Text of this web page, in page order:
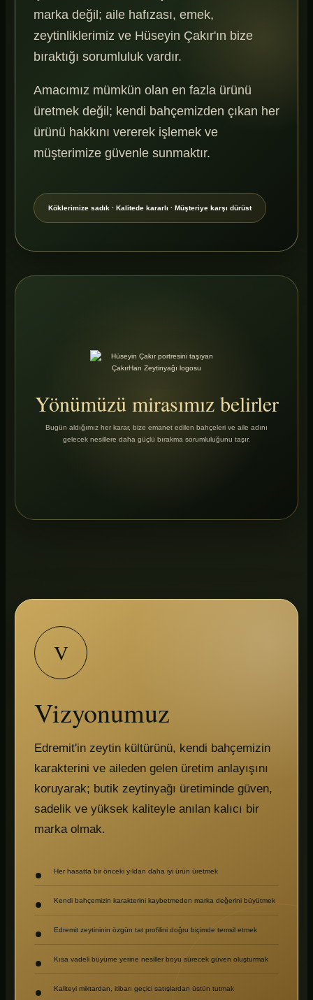
marka değil; aile hafızası, emek,
zeytinliklerimiz ve Hüseyin Çakır'ın bize
bıraktığı sorumluluk vardır.
Amacımız mümkün olan en fazla ürünü
üretmek değil; kendi bahçemizden çıkan her
ürünü hakkını vererek işlemek ve
müşterimize güvenle sunmaktır.
Köklerimize sadık · Kalitede kararlı · Müşteriye karşı dürüst
Yönümüzü mirasımız belirler
Bugün aldığımız her karar, bize emanet edilen bahçeleri ve aile adını
gelecek nesillere daha güçlü bırakma sorumluluğunu taşır.
V
Vizyonumuz
Edremit'in zeytin kültürünü, kendi bahçemizin
karakterini ve aileden gelen üretim anlayışını
koruyarak; butik zeytinyağı üretiminde güven,
sadelik ve yüksek kaliteyle anılan kalıcı bir
marka olmak.
Her hasatta bir önceki yıldan daha iyi ürün üretmek
Kendi bahçemizin karakterini kaybetmeden marka değerini büyütmek
Edremit zeytininin özgün tat profilini doğru biçimde temsil etmek
Kısa vadeli büyüme yerine nesiller boyu sürecek güven oluşturmak
Kaliteyi miktardan, itibarı geçici satışlardan üstün tutmak